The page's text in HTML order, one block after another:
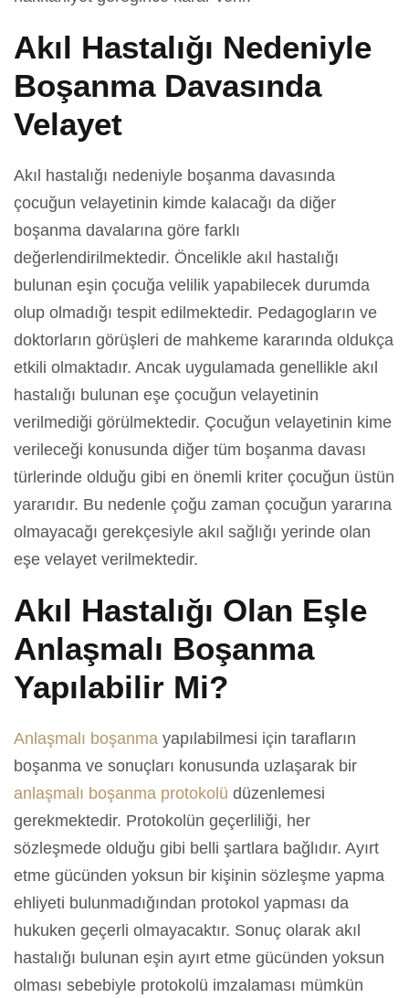
Akıl Hastalığı Nedeniyle
Boşanma Davasında
Velayet
Akıl hastalığı nedeniyle boşanma davasında
çocuğun velayetinin kimde kalacağı da diğer
boşanma davalarına göre farklı
değerlendirilmektedir. Öncelikle akıl hastalığı
bulunan eşin çocuğa velilik yapabilecek durumda
olup olmadığı tespit edilmektedir. Pedagogların ve
doktorların görüşleri de mahkeme kararında oldukça
etkili olmaktadır. Ancak uygulamada genellikle akıl
hastalığı bulunan eşe çocuğun velayetinin
verilmediği görülmektedir. Çocuğun velayetinin kime
verileceği konusunda diğer tüm boşanma davası
türlerinde olduğu gibi en önemli kriter çocuğun üstün
yararıdır. Bu nedenle çoğu zaman çocuğun yararına
olmayacağı gerekçesiyle akıl sağlığı yerinde olan
eşe velayet verilmektedir.
Akıl Hastalığı Olan Eşle
Anlaşmalı Boşanma
Yapılabilir Mi?
Anlaşmalı boşanma yapılabilmesi için tarafların
boşanma ve sonuçları konusunda uzlaşarak bir
anlaşmalı boşanma protokolü düzenlemesi
gerekmektedir. Protokolün geçerliliği, her
sözleşmede olduğu gibi belli şartlara bağlıdır. Ayırt
etme gücünden yoksun bir kişinin sözleşme yapma
ehliyeti bulunmadığından protokol yapması da
hukuken geçerli olmayacaktır. Sonuç olarak akıl
hastalığı bulunan eşin ayırt etme gücünden yoksun
olması sebebiyle protokolü imzalaması mümkün